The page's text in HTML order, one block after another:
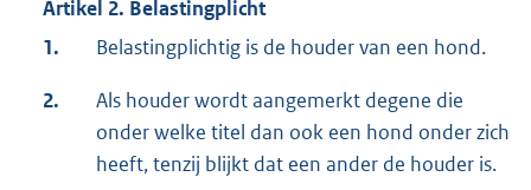
Artikel 2. Belastingplicht
1.
Belastingplichtig is de houder van een hond.
2.
Als houder wordt aangemerkt degene die
onder welke titel dan ook een hond onder zich
heeft, tenzij blijkt dat een ander de houder is.